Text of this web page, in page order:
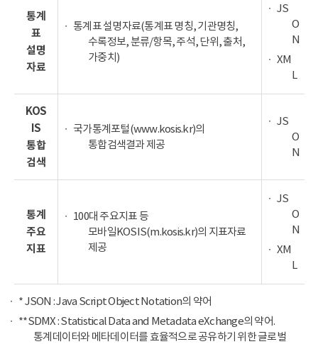
통계
표
설명
자료
통계표 설명자료(통계표 명칭, 기관명칭,
수록정보, 분류/항목, 주석, 단위, 출처,
가중치)
JS
O
N
XM
L
KOS
IS
통합
검색
국가통계포털(www.kosis.kr)의
통합검색결과 제공
JS
O
N
통계
주요
지표
100대 주요지표 등
모바일KOSIS(m.kosis.kr)의 지표자료
제공
JS
O
N
XM
L
* JSON : Java Script Object Notation의 약어
**SDMX : Statistical Data and Metadata eXchange의 약어.
통계데이터와 메타데이터를 효율적으로 공유하기 위한 글로벌